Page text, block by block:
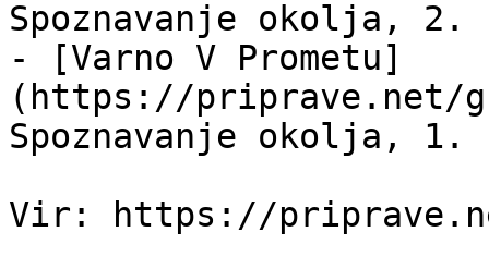
Spoznavanje okolja, 2.
- [Varno V Prometu]
(https://priprave.net/
Spoznavanje okolja, 1.